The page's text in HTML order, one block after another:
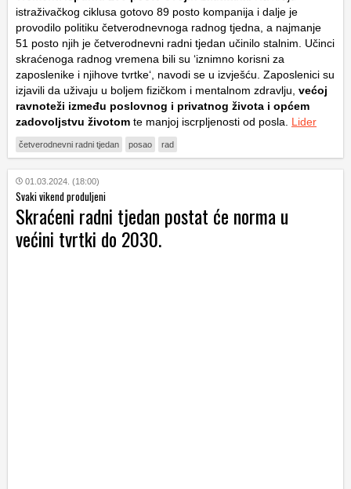
istraživačkog ciklusa gotovo 89 posto kompanija i dalje je
provodilo politiku četverodnevnoga radnog tjedna, a najmanje
51 posto njih je četverodnevni radni tjedan učinilo stalnim. Učinci
skraćenoga radnog vremena bili su ‘iznimno korisni za
zaposlenike i njihove tvrtke‘, navodi se u izvješću. Zaposlenici su
izjavili da uživaju u boljem fizičkom i mentalnom zdravlju, većoj
ravnoteži između poslovnog i privatnog života i općem
zadovoljstvu životom te manjoj iscrpljenosti od posla. Lider
četverodnevni radni tjedan posao rad
01.03.2024. (18:00)
Svaki vikend produljeni
Skraćeni radni tjedan postat će norma u
većini tvrtki do 2030.